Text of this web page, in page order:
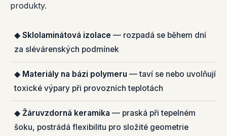
produkty.
◆ Sklolaminátová izolace — rozpadá se během dní
za slévárenských podmínek
◆ Materiály na bázi polymeru — taví se nebo uvolňují
toxické výpary při provozních teplotách
◆ Žáruvzdorná keramika — praská při tepelném
šoku, postrádá flexibilitu pro složité geometrie